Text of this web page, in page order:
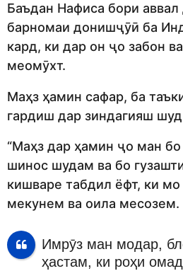
Баъдан Нафиса бори
барномаи донишҷӯӣ ба
кард, ки дар он ҷо забон
меомӯхт.
Маҳз ҳамин сафар, ба
гардиш дар зиндагияш
“Маҳз дар ҳамин ҷо ман
шинос шудам ва бо
кишваре табдил ёфт, ки мо
мекунем ва оила месозем.
Имрӯз ман модар,
ҳастам, ки роҳи